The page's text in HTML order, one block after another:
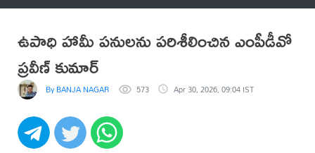
ఉపాధి హామీ పనులను పరిశీలించిన ఎంపీడీవో
ప్రవీణ్ కుమార్
By BANJA NAGARAJU 573 Apr 30, 2026, 09:04 IST